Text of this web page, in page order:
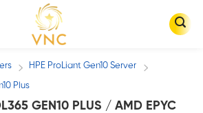
/ HPE ProLiant Gen10 Server /
Plus
GEN10 PLUS / AMD EPYC